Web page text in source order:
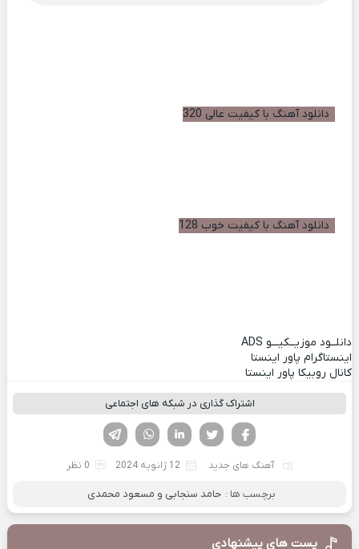
دانلود آهنگ با کیفیت عالی 320
دانلود آهنگ با کیفیت خوب 128
دانلــود موزیــکیـــو ADS
اینستاگرام پاور اینستا
کانال روبیکا پاور اینستا
اشتراک گذاری در شبکه های اجتماعی
لینکدین تویتر
فیسوک
آهنگ های جدید 12 ژانویه 2024 0 نظر
برچسب ها : حامد سنجابی و مسعود محمدی
پست های پیشنهادی